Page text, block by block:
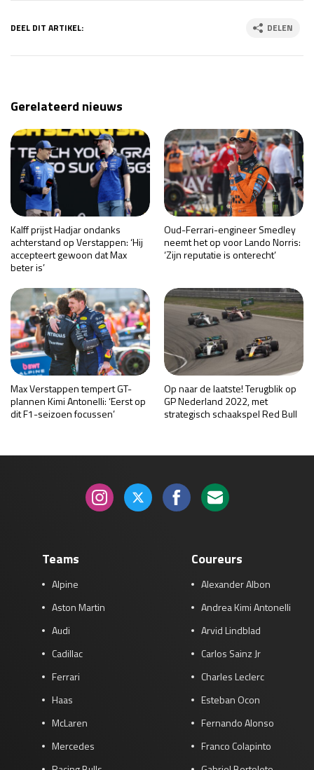
DEEL DIT ARTIKEL: DELEN
Gerelateerd nieuws
Kalff prijst Hadjar ondanks
achterstand op Verstappen: ‘Hij
accepteert gewoon dat Max
beter is’
Oud-Ferrari-engineer Smedley
neemt het op voor Lando Norris:
‘Zijn reputatie is onterecht’
Max Verstappen tempert GT-
plannen Kimi Antonelli: ‘Eerst op
dit F1-seizoen focussen’
Op naar de laatste! Terugblik op
GP Nederland 2022, met
strategisch schaakspel Red Bull
Teams
Alpine
Aston Martin
Audi
Cadillac
Ferrari
Haas
McLaren
Mercedes
Coureurs
Alexander Albon
Andrea Kimi Antonelli
Arvid Lindblad
Carlos Sainz Jr
Charles Leclerc
Esteban Ocon
Fernando Alonso
Franco Colapinto